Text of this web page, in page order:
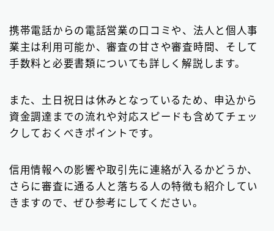
中小消費者金融で借りる 12
ファクタリング 75
個人間融資は要注意
おまとめローン 6
大手消費者金融で借りる
携帯電話からの電話営業の口コミや、法人と個人事
業主は利用可能か、審査の甘さや審査時間、そして
手数料と必要書類についても詳しく解説します。
また、土日祝日は休みとなっているため、申込から
資金調達までの流れや対応スピードも含めてチェッ
クしておくべきポイントです。
信用情報への影響や取引先に連絡が入るかどうか、
さらに審査に通る人と落ちる人の特徴も紹介してい
きますので、ぜひ参考にしてください。